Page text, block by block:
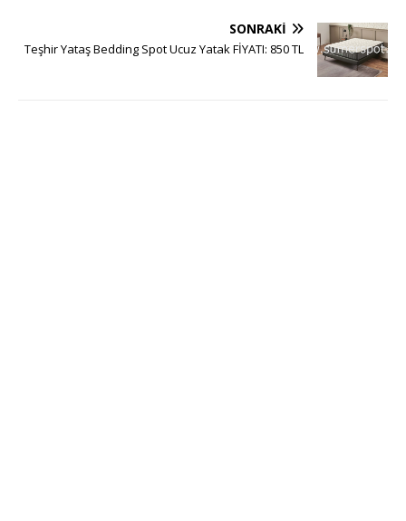
SONRAKI
Teşhir Yataş Bedding Spot Ucuz Yatak FİYATI: 850 TL